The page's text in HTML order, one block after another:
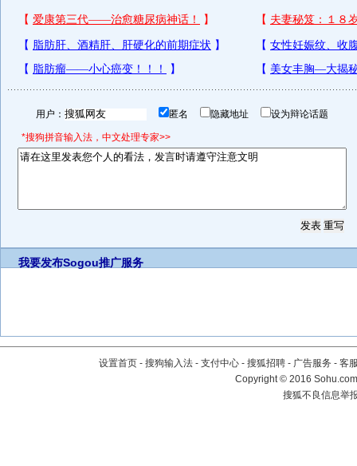
用户： 匿名 隐藏地址 设为辩论话题
*搜狗拼音输入法，中文处理专家>>
我要发布Sogou推广服务
设置首页 - 搜狗输入法 - 支付中心 - 搜狐招聘 - 广告服务 - 客
Copyright©2016
搜狐不良信息举